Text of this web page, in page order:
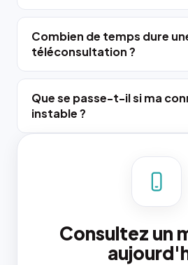
Combien de temps dure
téléconsultation ?
Que se passe-t-il si ma
instable ?
Consultez un